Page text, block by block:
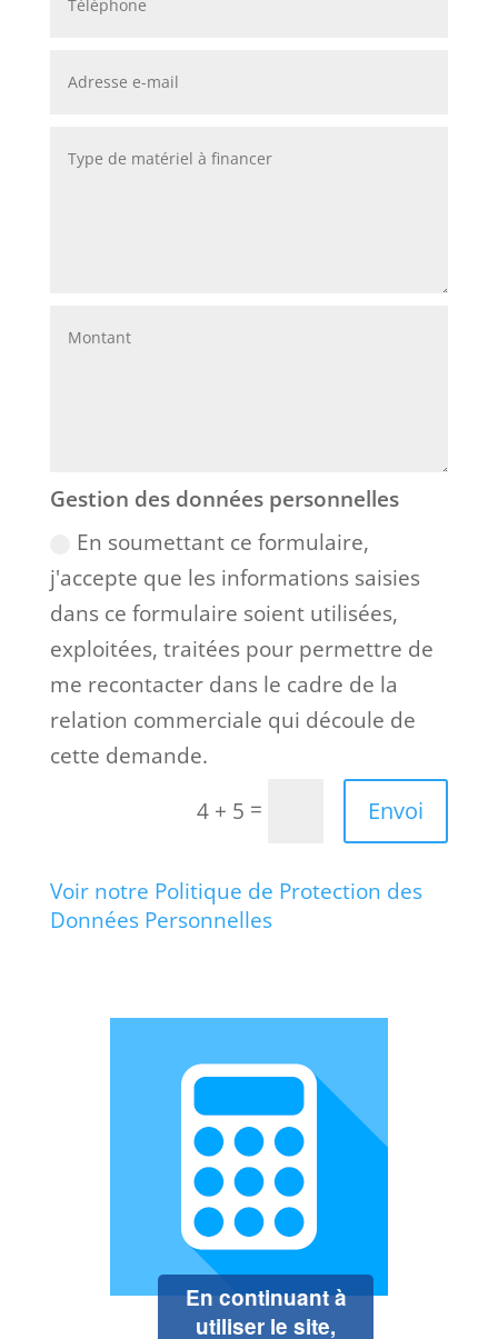
Gestion des données personnelles
En soumettant ce formulaire,
j'accepte que les informations saisies
dans ce formulaire soient utilisées,
exploitées, traitées pour permettre de
me recontacter dans le cadre de la
relation commerciale qui découle de
cette demande.
4 + 5 = Envoi
Voir notre Politique de Protection des
Données Personnelles
En continuant à
utiliser le site,